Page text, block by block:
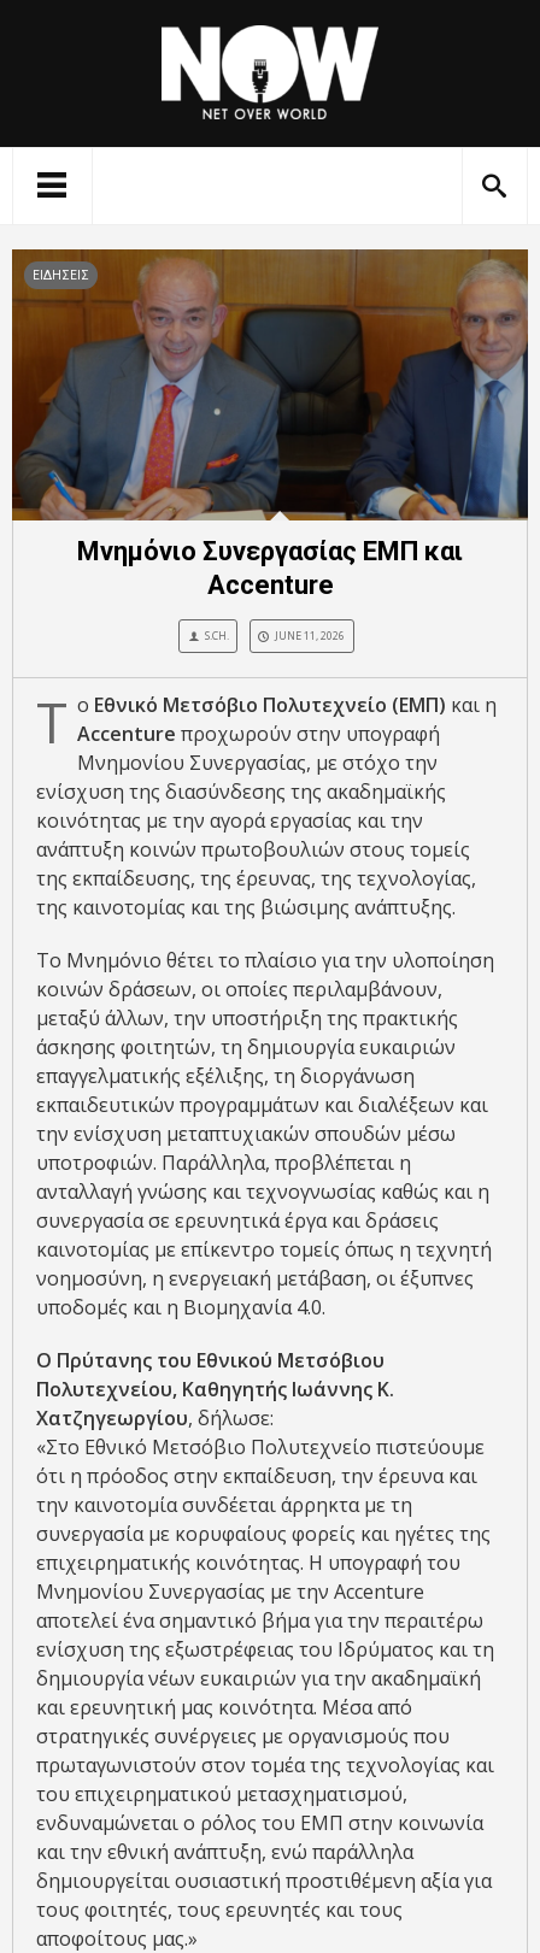
ΕΙΔΗΣΕΙΣ
Μνημόνιο Συνεργασίας ΕΜΠ και
Accenture
S.CH. JUNE 11, 2026
Τ ο Εθνικό Μετσόβιο Πολυτεχνείο (ΕΜΠ) και η
Accenture προχωρούν στην υπογραφή
Μνημονίου Συνεργασίας, με στόχο την
ενίσχυση της διασύνδεσης της ακαδημαϊκής
κοινότητας με την αγορά εργασίας και την
ανάπτυξη κοινών πρωτοβουλιών στους τομείς
της εκπαίδευσης, της έρευνας, της τεχνολογίας,
της καινοτομίας και της βιώσιμης ανάπτυξης.
Το Μνημόνιο θέτει το πλαίσιο για την υλοποίηση
κοινών δράσεων, οι οποίες περιλαμβάνουν,
μεταξύ άλλων, την υποστήριξη της πρακτικής
άσκησης φοιτητών, τη δημιουργία ευκαιριών
επαγγελματικής εξέλιξης, τη διοργάνωση
εκπαιδευτικών προγραμμάτων και διαλέξεων και
την ενίσχυση μεταπτυχιακών σπουδών μέσω
υποτροφιών. Παράλληλα, προβλέπεται η
ανταλλαγή γνώσης και τεχνογνωσίας καθώς και η
συνεργασία σε ερευνητικά έργα και δράσεις
καινοτομίας με επίκεντρο τομείς όπως η τεχνητή
νοημοσύνη, η ενεργειακή μετάβαση, οι έξυπνες
υποδομές και η Βιομηχανία 4.0.
Ο Πρύτανης του Εθνικού Μετσόβιου
Πολυτεχνείου, Καθηγητής Ιωάννης Κ.
Χατζηγεωργίου, δήλωσε:
«Στο Εθνικό Μετσόβιο Πολυτεχνείο πιστεύουμε
ότι η πρόοδος στην εκπαίδευση, την έρευνα και
την καινοτομία συνδέεται άρρηκτα με τη
συνεργασία με κορυφαίους φορείς και ηγέτες της
επιχειρηματικής κοινότητας. Η υπογραφή του
Μνημονίου Συνεργασίας με την Accenture
αποτελεί ένα σημαντικό βήμα για την περαιτέρω
ενίσχυση της εξωστρέφειας του Ιδρύματος και τη
δημιουργία νέων ευκαιριών για την ακαδημαϊκή
και ερευνητική μας κοινότητα. Μέσα από
στρατηγικές συνέργειες με οργανισμούς που
πρωταγωνιστούν στον τομέα της τεχνολογίας και
του επιχειρηματικού μετασχηματισμού,
ενδυναμώνεται ο ρόλος του ΕΜΠ στην κοινωνία
και την εθνική ανάπτυξη, ενώ παράλληλα
δημιουργείται ουσιαστική προστιθέμενη αξία για
τους φοιτητές, τους ερευνητές και τους
αποφοίτους μας.»